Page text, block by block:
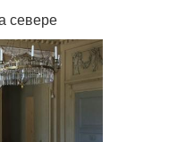
севере